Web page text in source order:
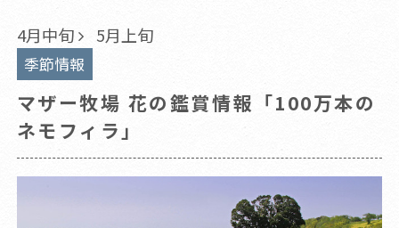
4月中旬 5月上旬
季節情報
マザー牧場 花の鑑賞情報「100万本の
ネモフィラ」